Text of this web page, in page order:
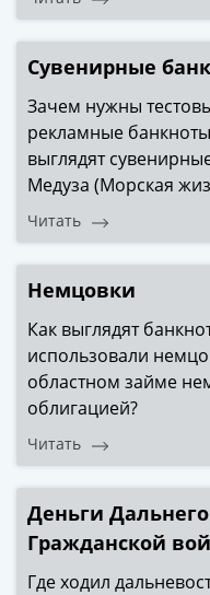
Города-
Европы
Наборы
коллекции
Монеты
СССР
РСФСР
РСФСР
СССР
(1921-
1958)
СССР
ГКЧП
1991)
Юбилейные
Сувенирные
Зачем нужны
рекламные банкноты
выглядят
Медуза (Морская
Читать
Немцовки
Как выглядят
использовали
областном займе
облигацией?
Читать
Деньги
Гражданской
Где ходил